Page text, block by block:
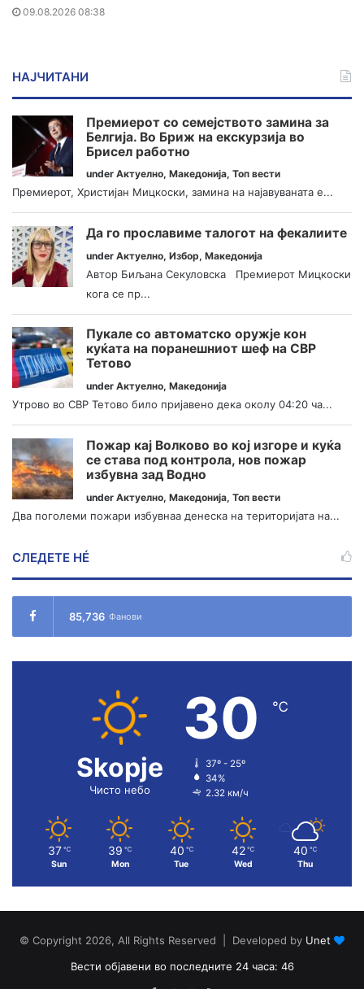
09.08.2026 08:38
НАЈЧИТАНИ
Премиерот со семејството замина за
Белгија. Во Бриж на екскурзија во
Брисел работно
under Актуелно, Македонија, Топ вести
Премиерот, Христијан Мицкоски, замина на најавуваната е...
Да го прославиме талогот на фекалиите
under Актуелно, Избор, Македонија
Автор Биљана Секуловска Премиерот Мицкоски
кога се пр...
Пукале со автоматско оружје кон
куќата на поранешниот шеф на СВР
Тетово
under Актуелно, Македонија
Утрово во СВР Тетово било пријавено дека околу 04:20 ча...
Пожар кај Волково во кој изгоре и куќа
се става под контрола, нов пожар
избувна зад Водно
under Актуелно, Македонија, Топ вести
Два поголеми пожари избувнаа денеска на територијата на...
СЛЕДЕТЕ НÉ
85,736 Фанови
Skopje
Чисто небо
30 ℃
37º - 25º
34%
2.32 км/ч
37 ℃
Sun
39 ℃
Mon
40 ℃
Tue
42 ℃
Wed
40 ℃
Thu
© Copyright 2026, All Rights Reserved | Developed by Unet
Вести објавени во последните 24 часа: 46